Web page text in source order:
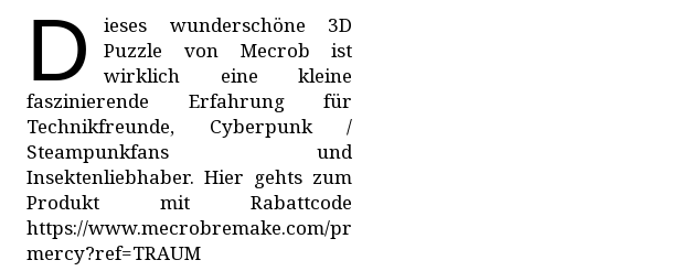
D ieses wunderschöne 3D
Puzzle von Mecrob ist
wirklich eine kleine
faszinierende Erfahrung für
Technikfreunde, Cyberpunk /
Steampunkfans und
Insektenliebhaber. Hier gehts zum
Produkt mit Rabattcode
https://www.mecrobremake.com/products/minervas-
mercy?ref=TRAUM